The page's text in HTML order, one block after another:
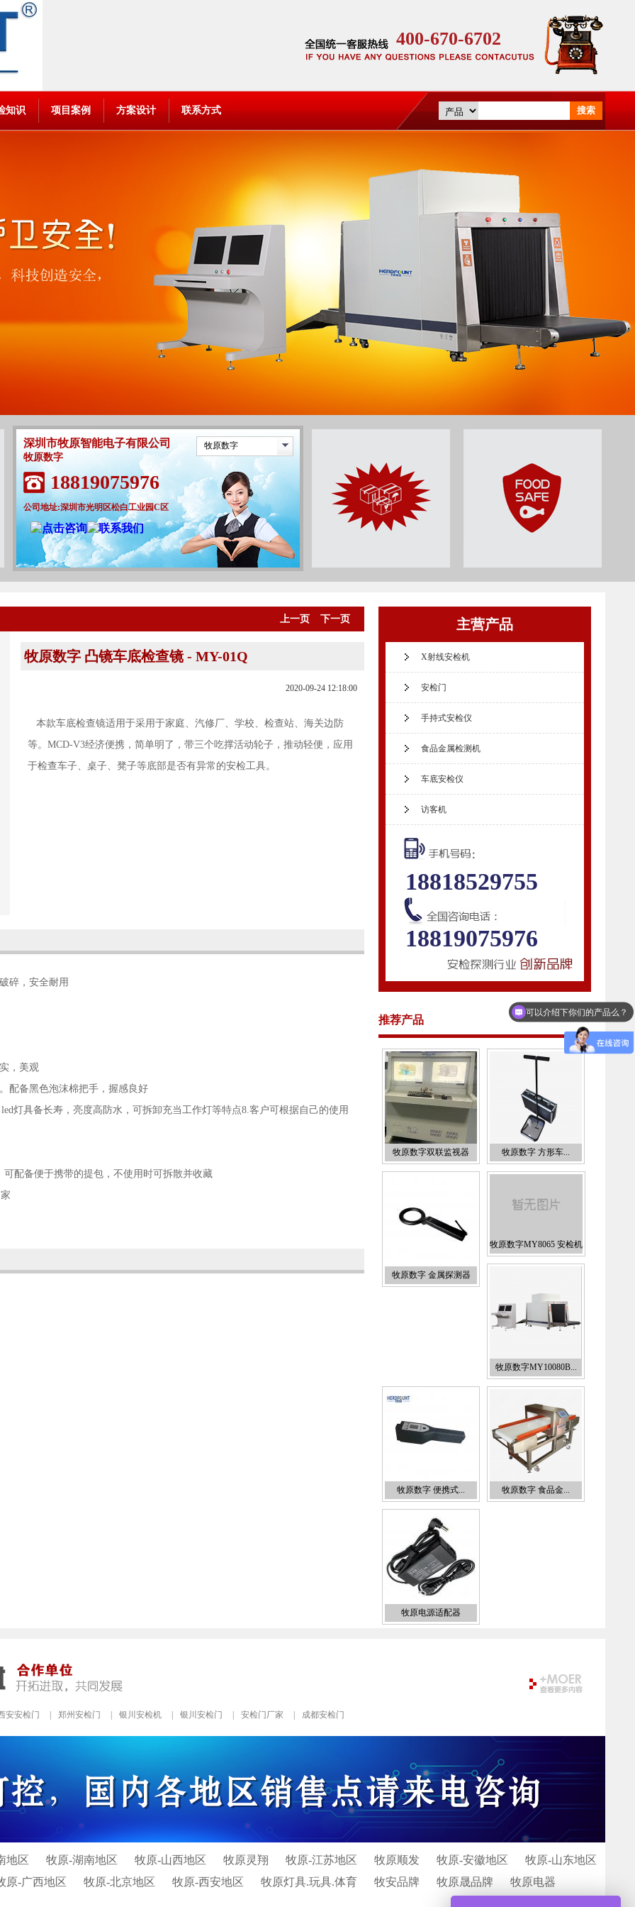
400-670-6702
知识 项目案例 方案设计 联系方式
牧原数字
深圳市牧原智能电子有限公司
牧原数字
18819075976
公司地址:深圳市光明区松白工业园C区
上一页 下一页
牧原数字 凸镜车底检查镜 - MY-01Q
2020-09-24 12:18:00
本款车底检查镜适用于采用于家庭、汽修厂、学校、检查站、海关边防
等。MCD-V3经济便携，简单明了，带三个吃撑活动轮子，推动轻便，应用
于检查车子、桌子、凳子等底部是否有异常的安检工具。
碎，安全耐用
，美观
配备黑色泡沫棉把手，握感良好
灯具备长寿，亮度高防水，可拆卸充当工作灯等特点8.客户可根据自己的使用
配备便于携带的提包，不使用时可拆散并收藏
主营产品
X射线安检机
安检门
手持式安检仪
食品金属检测机
车底安检仪
访客机
18818529755
18819075976
推荐产品
牧原数字双联监视器 牧原数字 方形车...
牧原数字 金属探测器
牧原数字MY8065 安检机
牧原数字MY10080B...
牧原数字 便携式... 牧原数字 食品金...
牧原电源适配器
安安检门 | 郑州安检门 | 银川安检机 | 银川安检门 | 安检门厂家 | 成都安检门
地区 牧原-湖南地区 牧原-山西地区 牧原灵翔 牧原-江苏地区 牧原顺发 牧原-安徽地区
牧原-山东地区
原-广西地区
牧原-北京地区 牧原-西安地区 牧原灯具.玩具.体育 牧安品牌 牧原晟品牌 牧原电器
可以介绍下你们的产品么？
你们是怎么收费的呢？